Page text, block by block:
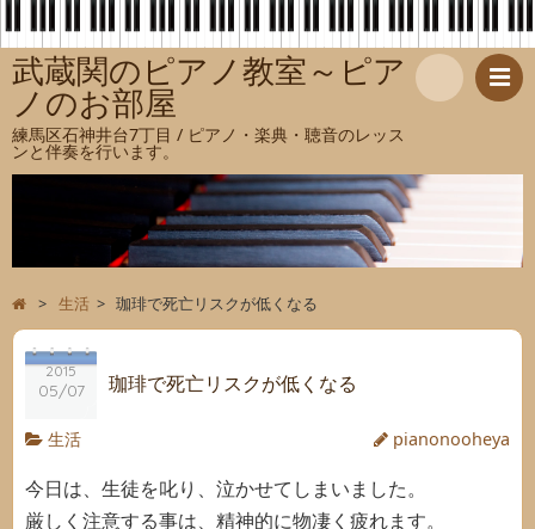
武蔵関のピアノ教室～ピア
ノのお部屋
練馬区石神井台7丁目 / ピアノ・楽典・聴音のレッス
ンと伴奏を行います。
索
> 生活 > 珈琲で死亡リスクが低くなる
2015
05/07 珈琲で死亡リスクが低くなる
生活 pianonooheya
今日は、生徒を叱り、泣かせてしまいました。
厳しく注意する事は、精神的に物凄く疲れます。